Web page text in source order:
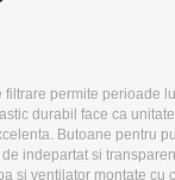
permite perioade
durabil face ca
Butoane pentru
indepartat si
si ventilator montate